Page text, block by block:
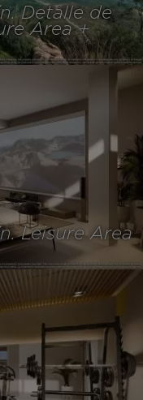
Detalle de
Area +
Leisure Area